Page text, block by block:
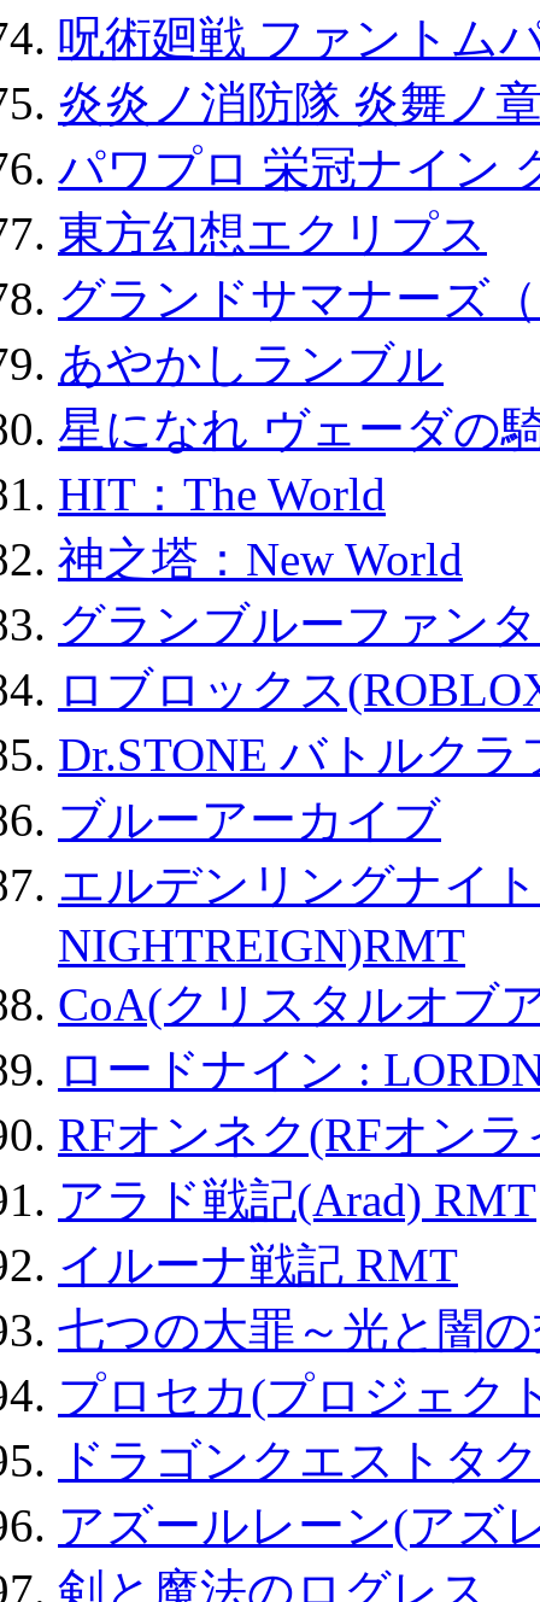
呪術廻戦 ファントム
炎炎ノ消防隊 炎舞ノ
パワプロ 栄冠ナイン
東方幻想エクリプス
グランドサマナーズ
あやかしランブル
星になれ ヴェーダの
HIT：The World
神之塔：New World
グランブルーファン
ロブロックス
Dr.STONE バトルク
ブルーアーカイブ
エルデンリングナイ
NIGHTREIGN)RMT
CoA(クリスタルオブ
ロードナイン :
RFオンネク(RFオン
アラド戦記(Arad) RMT
イルーナ戦記 RMT
七つの大罪～光と闇
プロセカ(プロジェク
ドラゴンクエストタ
アズールレーン(アズ
剣と魔法のログレス